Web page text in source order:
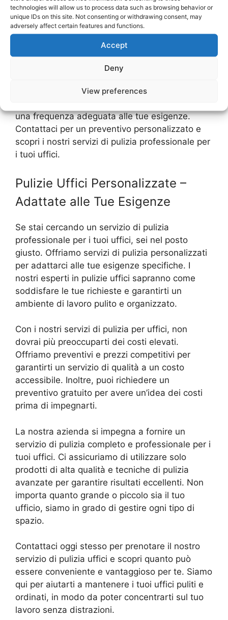
technologies will allow us to process data such as browsing behavior or
unique IDs on this site. Not consenting or withdrawing consent, may
adversely affect certain features and functions.
Accept
Deny
View preferences
esposti a polvere o sporco in modo particolare,
potrebbe essere necessario effettuare delle
l’ambiente sempre pulito e igienizzato.
professionisti del settore per le pulizie uffici, in
una frequenza adeguata alle tue esigenze.
Contattaci per un preventivo personalizzato e
scopri i nostri servizi di pulizia professionale per
i tuoi uffici.
Pulizie Uffici Personalizzate –
Adattate alle Tue Esigenze
Se stai cercando un servizio di pulizia
professionale per i tuoi uffici, sei nel posto
giusto. Offriamo servizi di pulizia personalizzati
per adattarci alle tue esigenze specifiche. I
nostri esperti in pulizie uffici sapranno come
soddisfare le tue richieste e garantirti un
ambiente di lavoro pulito e organizzato.
Con i nostri servizi di pulizia per uffici, non
dovrai più preoccuparti dei costi elevati.
Offriamo preventivi e prezzi competitivi per
garantirti un servizio di qualità a un costo
accessibile. Inoltre, puoi richiedere un
preventivo gratuito per avere un’idea dei costi
prima di impegnarti.
La nostra azienda si impegna a fornire un
servizio di pulizia completo e professionale per i
tuoi uffici. Ci assicuriamo di utilizzare solo
prodotti di alta qualità e tecniche di pulizia
avanzate per garantire risultati eccellenti. Non
importa quanto grande o piccolo sia il tuo
ufficio, siamo in grado di gestire ogni tipo di
spazio.
Contattaci oggi stesso per prenotare il nostro
servizio di pulizia uffici e scopri quanto può
essere conveniente e vantaggioso per te. Siamo
qui per aiutarti a mantenere i tuoi uffici puliti e
ordinati, in modo da poter concentrarti sul tuo
lavoro senza distrazioni.